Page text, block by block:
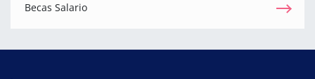
Becas Salario